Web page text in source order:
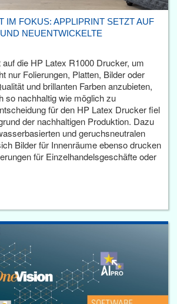
IM FOKUS: APPLIPRINT SETZT AUF
NEUENTWICKELTE
die HP Latex R1000 Drucker, um
nur Folierungen, Platten, Bilder oder
und brillanten Farben anzubieten,
so nachhaltig wie möglich zu
für den HP Latex Drucker fiel
der nachhaltigen Produktion. Dazu
und geruchsneutralen
Bilder für Innenräume ebenso drucken
für Einzelhandelsgeschäfte oder